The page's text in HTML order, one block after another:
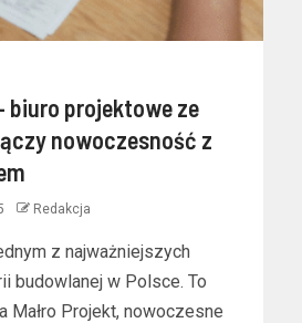
biuro projektowe ze
nowoczesność z
Redakcja
z najważniejszych
budowlanej w Polsce. To
Małro Projekt, nowoczesne